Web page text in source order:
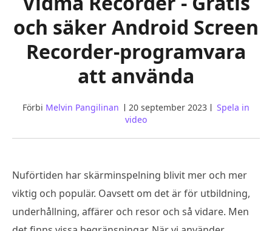
och säker Android Screen
Recorder-programvara
att använda
Förbi Melvin Pangilinan 20 september 2023
Spela in
video
Nuförtiden har skärminspelning blivit mer och mer
viktig och populär. Oavsett om det är för utbildning,
underhållning, affärer och resor och så vidare. Men